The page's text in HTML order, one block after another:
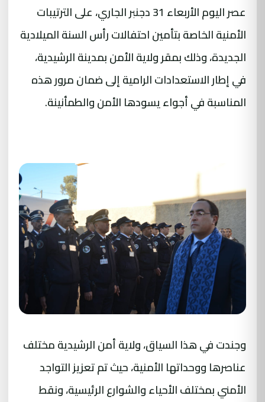
عصر اليوم الأربعاء 31 دجنبر الجاري، على الترتيبات
الأمنية الخاصة بتأمين احتفالات رأس السنة الميلادية
الجديدة، وذلك بمقر ولاية الأمن بمدينة الرشيدية،
في إطار الاستعدادات الرامية إلى ضمان مرور هذه
المناسبة في أجواء يسودها الأمن والطمأنينة.
وجندت في هذا السياق، ولاية أمن الرشيدية مختلف
عناصرها ووحداتها الأمنية، حيث تم تعزيز التواجد
الأمني بمختلف الأحياء والشوارع الرئيسية، ونقط